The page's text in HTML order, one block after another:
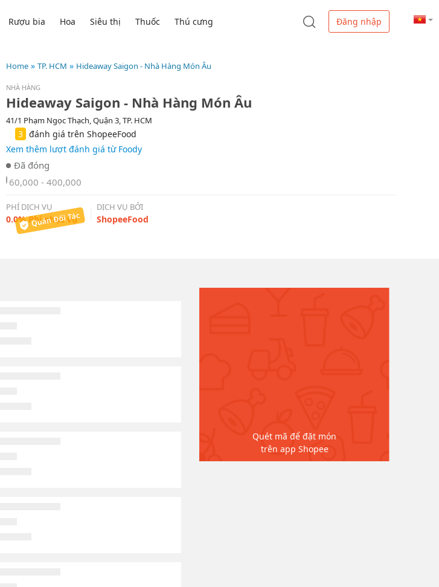
Rượu bia Hoa Siêu thị Thuốc Thú cưng Đăng nhập
Home TP. HCM Hideaway Saigon - Nhà Hàng Món Âu
NHÀ HÀNG
Hideaway Saigon - Nhà Hàng Món Âu
41/1 Phạm Ngọc Thạch, Quận 3, TP. HCM
3 đánh giá trên ShopeeFood
Xem thêm lượt đánh giá từ Foody
60,000 - 400,000
PHÍ DỊCH VỤ
0.0% Phí phục vụ
DỊCH VỤ BỞI
ShopeeFood
Quét mã để đặt món
trên app Shopee